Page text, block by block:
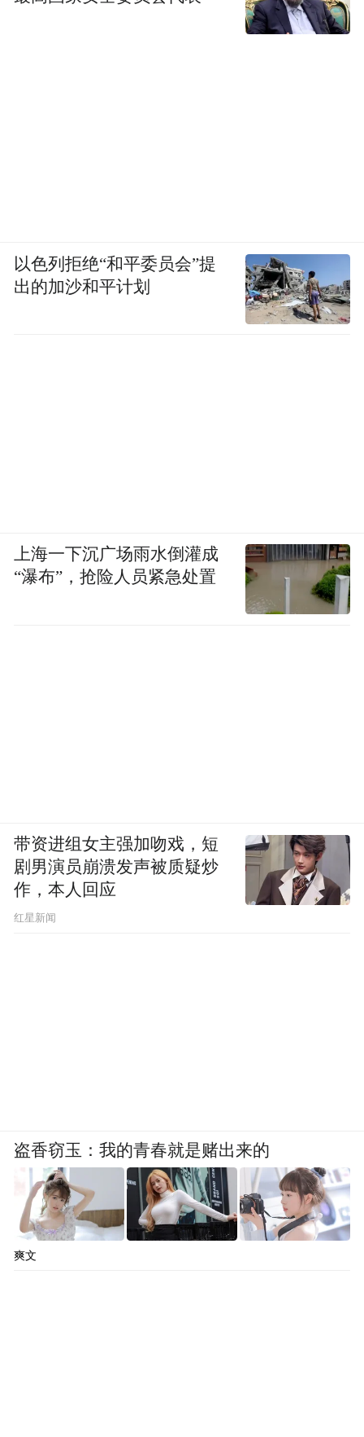
以色列拒绝“和平委员会”提
出的加沙和平计划
上海一下沉广场雨水倒灌成
“瀑布”，抢险人员紧急处置
带资进组女主强加吻戏，短
剧男演员崩溃发声被质疑炒
作，本人回应
​红星新闻
盗香窃玉：我的青春就是赌出来的
爽文